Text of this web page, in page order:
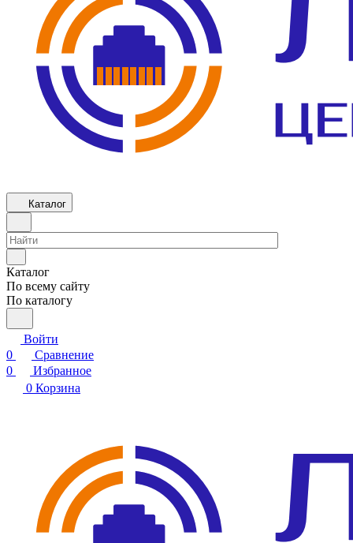
Каталог
Каталог
По всему сайту
По каталогу
Войти
0
Сравнение
0
Избранное
0 Корзина